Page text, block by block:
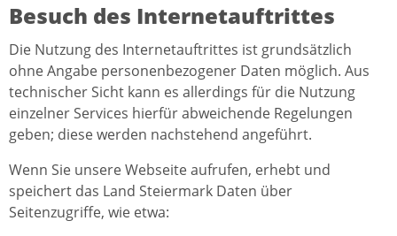
Besuch des Internetauftrittes
Die Nutzung des Internetauftrittes ist grundsätzlich
ohne Angabe personenbezogener Daten möglich. Aus
technischer Sicht kann es allerdings für die Nutzung
einzelner Services hierfür abweichende Regelungen
geben; diese werden nachstehend angeführt.
Wenn Sie unsere Webseite aufrufen, erhebt und
speichert das Land Steiermark Daten über
Seitenzugriffe, wie etwa: